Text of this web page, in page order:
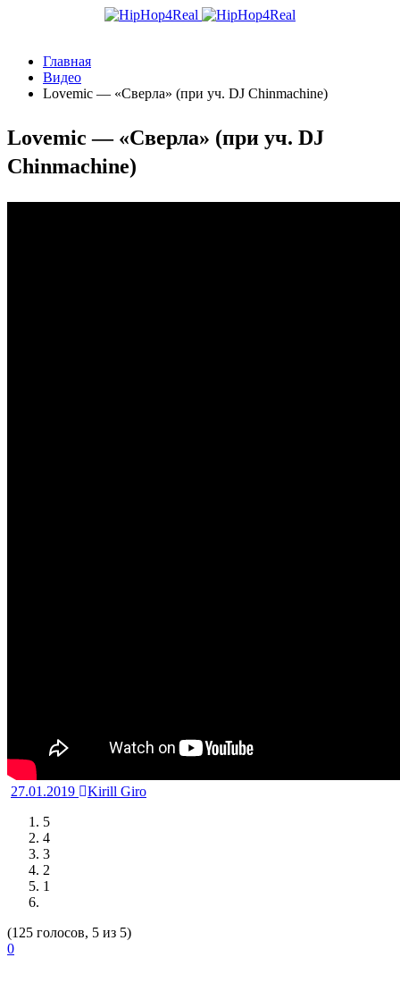
Главная
Видео
Lovemic — «Сверла» (при уч. DJ Chinmachine)
Lovemic — «Сверла» (при уч. DJ
Chinmachine)
27.01.2019
Kirill Giro
5
4
3
2
1
(125 голосов, 5 из 5)
0